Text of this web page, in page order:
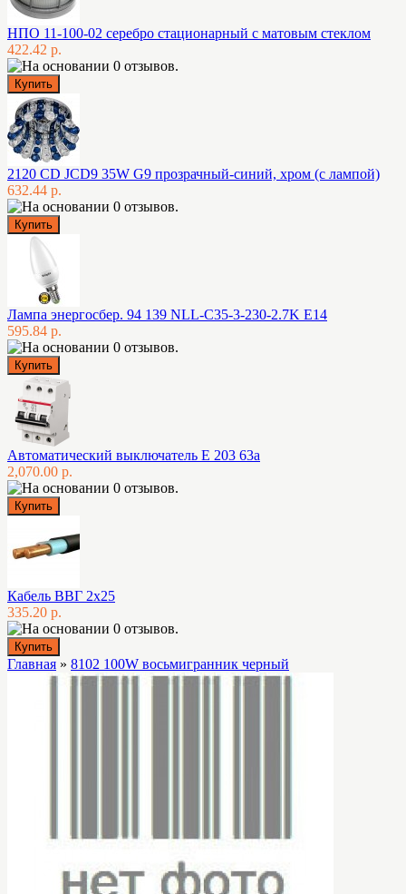
НПО 11-100-02 серебро стационарный с матовым стеклом
422.42 р.
2120 CD JCD9 35W G9 прозрачный-синий, хром (с лампой)
632.44 р.
Лампа энергосбер. 94 139 NLL-C35-3-230-2.7K E14
595.84 р.
Автоматический выключатель E 203 63а
2,070.00 р.
Кабель ВВГ 2х25
335.20 р.
Главная » 8102 100W восьмигранник черный